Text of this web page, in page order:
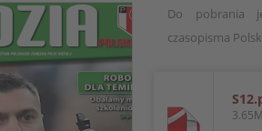
Do pobrania
czasopisma